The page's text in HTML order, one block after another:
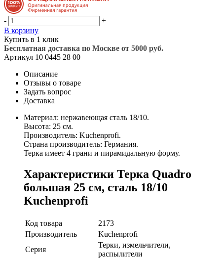
-
+
В корзину
Купить в 1 клик
Бесплатная доставка по Москве от 5000 руб.
Артикул 10 0445 28 00
Описание
Отзывы о товаре
Задать вопрос
Доставка
Материал: нержавеющая сталь 18/10.
Высота: 25 см.
Производитель: Kuchenprofi.
Страна производитель: Германия.
Терка имеет 4 грани и пирамидальную форму.
Характеристики Терка Quadro
большая 25 см, сталь 18/10
Kuchenprofi
Код товара
2173
Производитель
Kuchenprofi
Серия
Терки, измельчители,
распылители